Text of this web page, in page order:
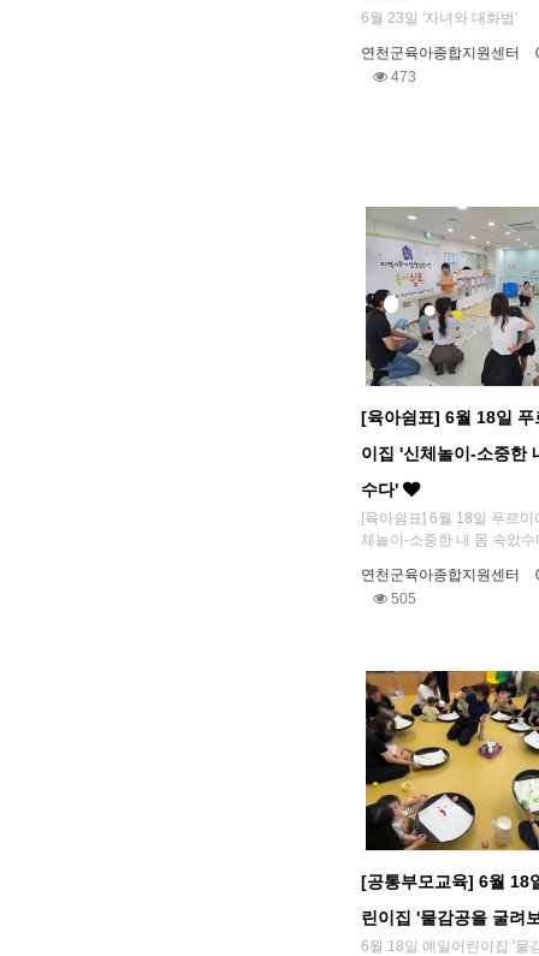
6월 23일 '자녀와 대화법'
연천군육아종합지원센터
473
[육아쉼표] 6월 18일 푸
이집 '신체놀이-소중한
수다'
[육아쉼표] 6월 18일 푸르미
체놀이-소중한 내 몸 속았수
연천군육아종합지원센터
505
[공통부모교육] 6월 18
린이집 '물감공을 굴려
6월 18일 예일어린이집 '물